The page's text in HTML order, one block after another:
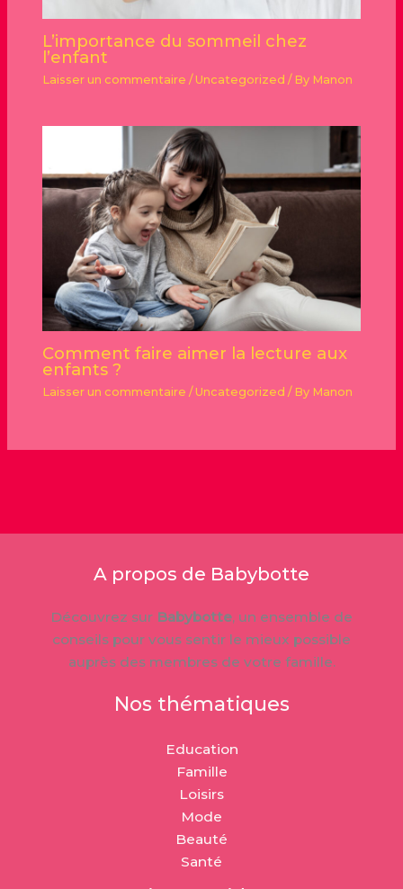
L’importance du sommeil chez
l’enfant
Laisser un commentaire / Uncategorized / By Manon
Comment faire aimer la lecture aux
enfants ?
Laisser un commentaire / Uncategorized / By Manon
A propos de Babybotte
Découvrez sur Babybotte, un ensemble de
conseils pour vous sentir le mieux possible
auprès des membres de votre famille.
Nos thématiques
Education
Famille
Loisirs
Mode
Beauté
Santé